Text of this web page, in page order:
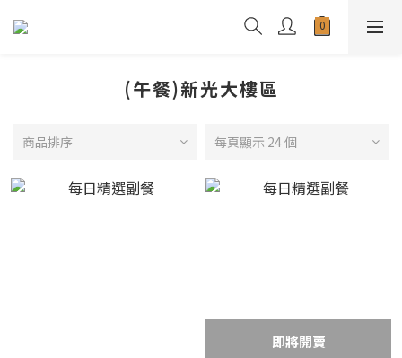
(午餐)新光大樓區
商品排序 每頁顯示 24 個
即將開賣